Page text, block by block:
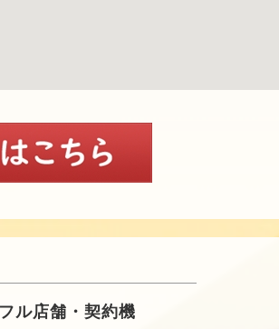
ル店舗・契約機